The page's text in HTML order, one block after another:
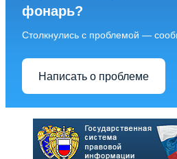
фонарь?
Столкнулись с проблемой —
Написать о проблеме